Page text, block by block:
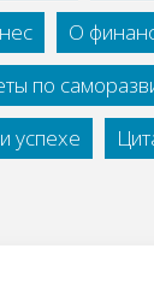
О
по
успехе